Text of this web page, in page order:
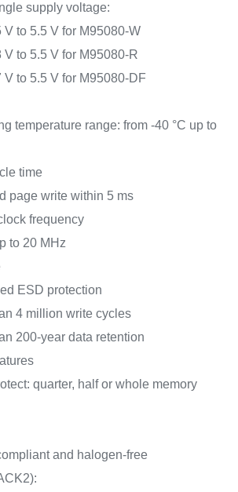
supply voltage:
V to 5.5 V for M95080-W
V to 5.5 V for M95080-R
V to 5.5 V for M95080-DF
temperature range: from -40 °C up to
time
page write within 5 ms
frequency
to 20 MHz
ESD protection
4 million write cycles
200-year data retention
quarter, half or whole memory
and halogen-free